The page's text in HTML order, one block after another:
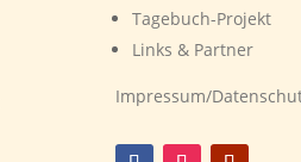
Tagebuch-Projekt
Links & Partner
Impressum/